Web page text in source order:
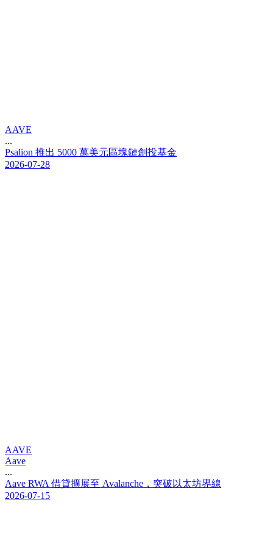
AAVE
...
Psalion 推出 5000 萬美元區塊鏈創投基金
2026-07-28
AAVE
Aave
...
Aave RWA 借貸擴展至 Avalanche ， 突破 以太坊界線
2026-07-15